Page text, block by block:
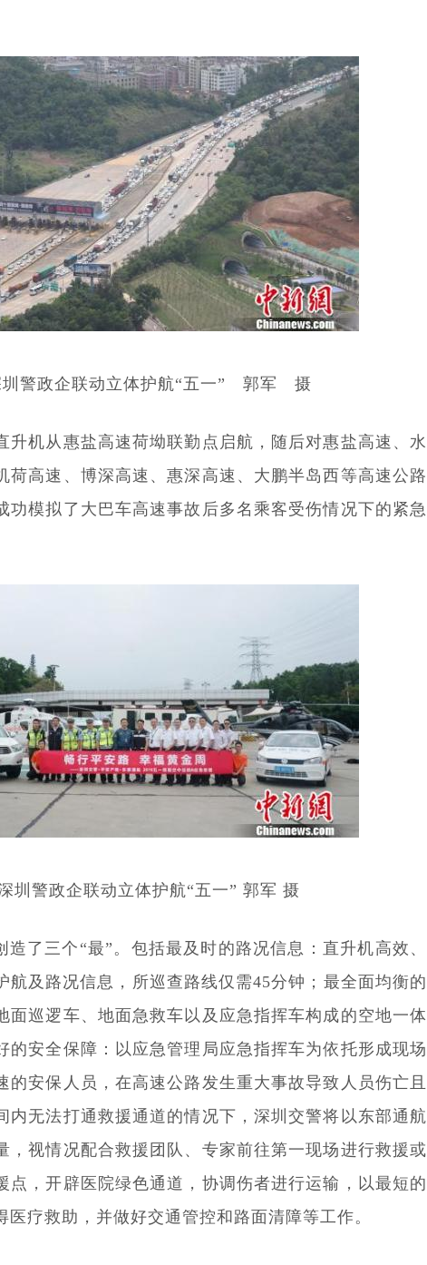
圳警政企联动立体护航“五一” 郭军 摄
升机从惠盐高速荷坳联勤点启航，随后对惠盐高速、水
荷高速、博深高速、惠深高速、大鹏半岛西等高速公路
功模拟了大巴车高速事故后多名乘客受伤情况下的紧急
圳警政企联动立体护航“五一” 郭军 摄
造了三个“最”。包括最及时的路况信息：直升机高效、
航及路况信息，所巡查路线仅需45分钟；最全面均衡的
面巡逻车、地面急救车以及应急指挥车构成的空地一体
的安全保障：以应急管理局应急指挥车为依托形成现场
的安保人员，在高速公路发生重大事故导致人员伤亡且
内无法打通救援通道的情况下，深圳交警将以东部通航
，视情况配合救援团队、专家前往第一现场进行救援或
点，开辟医院绿色通道，协调伤者进行运输，以最短的
医疗救助，并做好交通管控和路面清障等工作。